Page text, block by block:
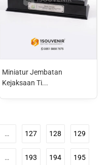
Miniatur Jembatan
Kejaksaan Ti...
… 127 128 129
… 193 194 195